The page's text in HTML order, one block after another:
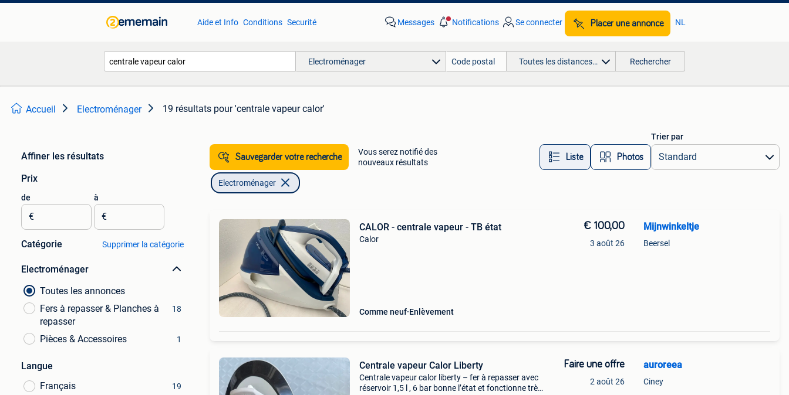
Aide et Info Conditions Securité Messages Notifications Se connecter Placer une annonce NL
Electroménager Toutes les distances… Rechercher
Accueil Electroménager 19 résultats pour 'centrale vapeur calor'
Affiner les résultats
Prix
de
€
à
€
Catégorie Supprimer la catégorie
Electroménager
Toutes les annonces
Fers à repasser & Planches à
repasser
18
Pièces & Accessoires 1
Langue
Français
19
Sauvegarder votre recherche
Vous serez notifié des
nouveaux résultats
Liste Photos
Trier par
Electroménager
CALOR - centrale vapeur - TB état
Calor
Comme neuf Enlèvement
€ 100,00
3 août 26
Mijnwinkeltje
Beersel
Centrale vapeur Calor Liberty
Centrale vapeur calor liberty – fer à repasser avec
réservoir 1,5 l , 6 bar bonne l’état et fonctionne très
Faire une offre
2 août 26
auroreea
Ciney